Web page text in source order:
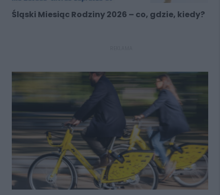
Śląski Miesiąc Rodziny 2026 – co, gdzie, kiedy?